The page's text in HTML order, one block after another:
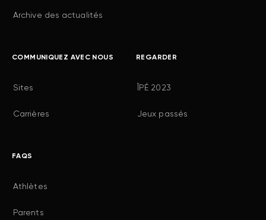
Archive des actualités
COMMUNIQUEZ AVEC NOUS
Sites
Carrières
REGARDER
ÎPÉ 2023
Jeux passés
FAQS
Athlètes
Parents